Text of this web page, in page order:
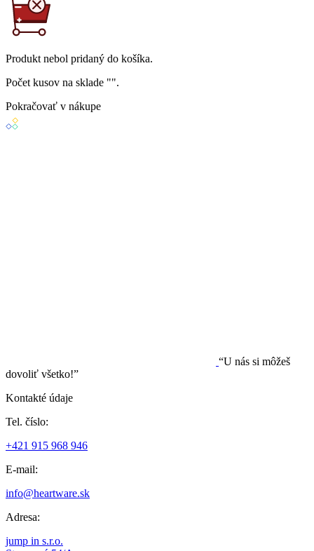
Produkt nebol pridaný do košíka.
Počet kusov na sklade "".
Pokračovať v nákupe
“U nás si môžeš
dovoliť všetko!”
Kontakté údaje
Tel. číslo:
+421 915 968 946
E-mail:
info@heartware.sk
Adresa:
jump in s.r.o.